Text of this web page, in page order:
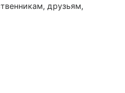
друзьям,